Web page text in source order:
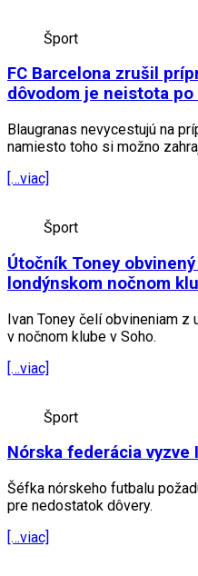
Šport
FC Barcelona zrušil
dôvodom je neistota
Blaugranas nevycestujú na
namiesto toho si možno
[…viac]
Šport
Útočník Toney
londýnskom nočnom
Ivan Toney čelí obvineniam z
v nočnom klube v Soho.
[…viac]
Šport
Nórska federácia
Šéfka nórskeho futbalu
pre nedostatok dôvery.
[…viac]